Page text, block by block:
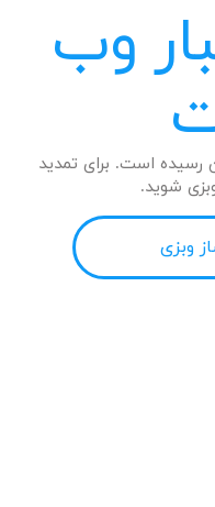
وب
است. برای تمدید
شوید.
وبزی